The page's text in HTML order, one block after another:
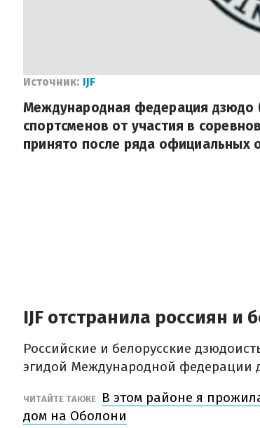
Источник: IJF
Международная федерация дзюдо
спортсменов от участия в
принято после ряда официальных
IJF отстранила россиян и
Российские и белорусские
эгидой Международной федерации
ЧИТАЙТЕ ТАКЖЕ
В этом районе я
дом на Оболони